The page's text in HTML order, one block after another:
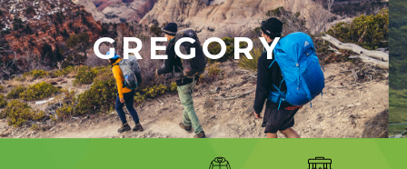
GREGORY